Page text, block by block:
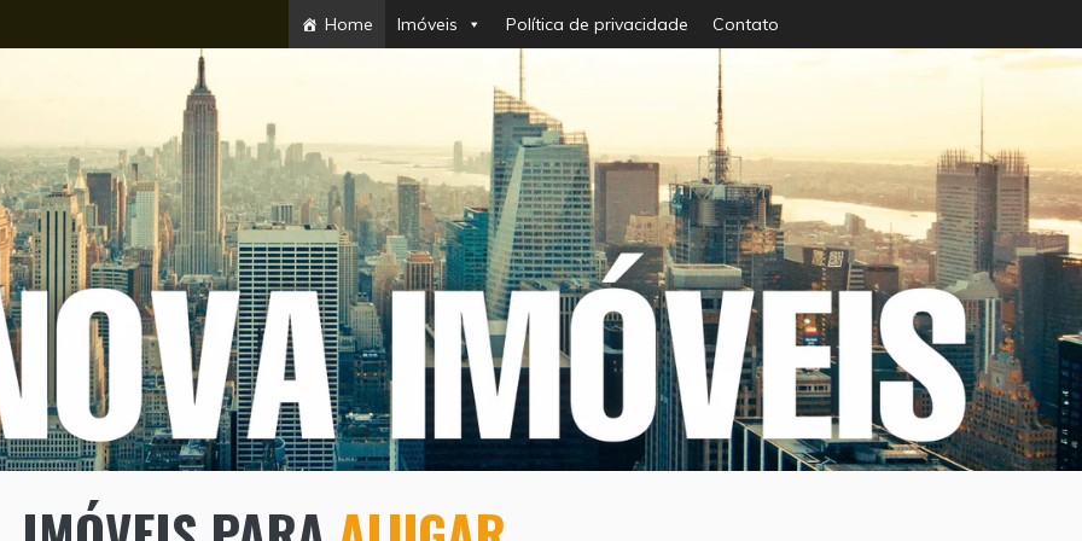
Home Imóveis Política de privacidade Contato